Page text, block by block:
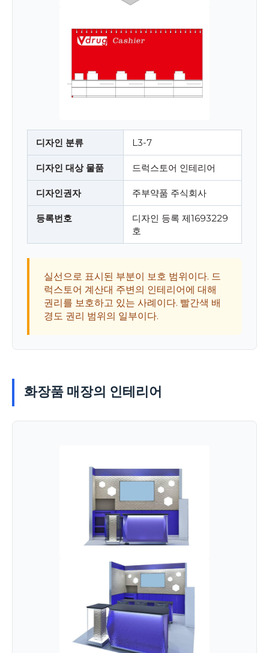
디자인 분류 L3-7
디자인 대상 물품 드럭스토어 인테리어
디자인권자 주부약품 주식회사
등록번호
디자인 등록 제1693229
호
실선으로 표시된 부분이 보호 범위이다. 드
럭스토어 계산대 주변의 인테리어에 대해
권리를 보호하고 있는 사례이다. 빨간색 배
경도 권리 범위의 일부이다.
화장품 매장의 인테리어